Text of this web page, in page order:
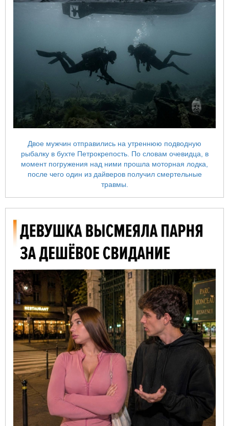
Двое мужчин отправились на утреннюю подводную
рыбалку в бухте Петрокрепость. По словам очевидца, в
момент погружения над ними прошла моторная лодка,
после чего один из дайверов получил смертельные
травмы.